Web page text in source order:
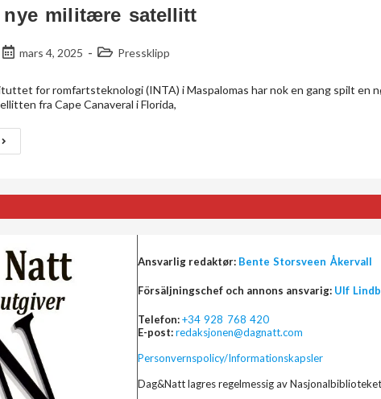
nye militære satellitt
mars 4, 2025 Pressklipp
for romfartsteknologi (INTA) i Maspalomas har nok en gang spilt en
fra Cape Canaveral i Florida,
Ansvarlig redaktør: Bente Storsveen Åkervall
Försäljningschef och annons ansvarig: Ulf
Telefon:+34 928 768 420
E-post:redaksjonen@dagnatt.com
Personvernspolicy/Informationskapsler
Dag&Natt lagres regelmessig av